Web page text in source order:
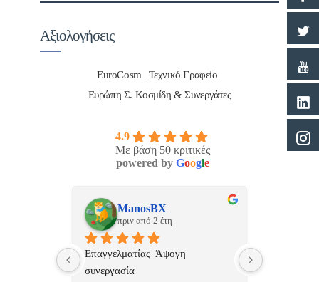
Αξιολογήσεις
EuroCosm | Τεχνικό Γραφείο |
Ευρώπη Σ. Κοσμίδη & Συνεργάτες
4.9
Με βάση 50 κριτικές
powered by Google
ManosBX
πριν από 2 έτη
Επαγγελματίας  Άψογη
συνεργασία